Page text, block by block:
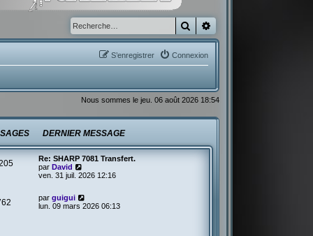
Rechercher
Connexion
S’enregistrer
Nous sommes le jeu. 06 août 2026 18:54
DERNIER MESSAGE
Re: SHARP 7081 Transfert.
par David
o
l
e
ven. 31 juil. 2026 12:16
par guigui
o
lun. 09 mars 2026 06:13